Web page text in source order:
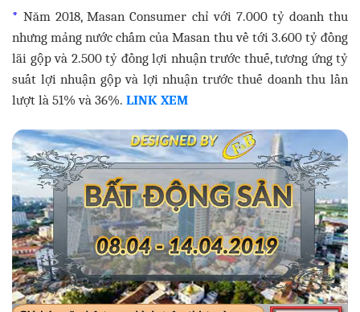
*Năm 2018, Masan Consumer chỉ với 7.000 tỷ doanh thu
nhưng mảng nước chấm của Masan thu về tới 3.600 tỷ đồng
lãi gộp và 2.500 tỷ đồng lợi nhuận trước thuế, tương ứng tỷ
suất lợi nhuận gộp và lợi nhuận trước thuế doanh thu lần
lượt là 51% và 36%. LINK XEM